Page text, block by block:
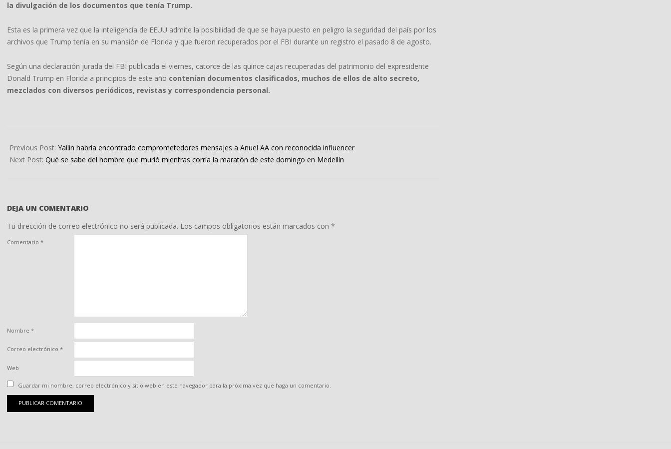
la divulgación de los documentos que tenía Trump.
Esta es la primera vez que la inteligencia de EEUU admite la posibilidad de que se haya puesto en peligro la seguridad del país por los
archivos que Trump tenía en su mansión de Florida y que fueron recuperados por el FBI durante un registro el pasado 8 de agosto.
Según una declaración jurada del FBI publicada el viernes, catorce de las quince cajas recuperadas del patrimonio del expresidente
Donald Trump en Florida a principios de este año contenían documentos clasificados, muchos de ellos de alto secreto,
mezclados con diversos periódicos, revistas y correspondencia personal.
08-
27
Previous Post: Yailin habría encontrado comprometedores mensajes a Anuel AA con reconocida influencer
Next Post: Qué se sabe del hombre que murió mientras corría la maratón de este domingo en Medellín
DEJA UN COMENTARIO
Tu dirección de correo electrónico no será publicada. Los campos obligatorios están marcados con *
Comentario *
Nombre *
Correo electrónico *
Web
Guardar mi nombre, correo electrónico y sitio web en este navegador para la próxima vez que haga un comentario.